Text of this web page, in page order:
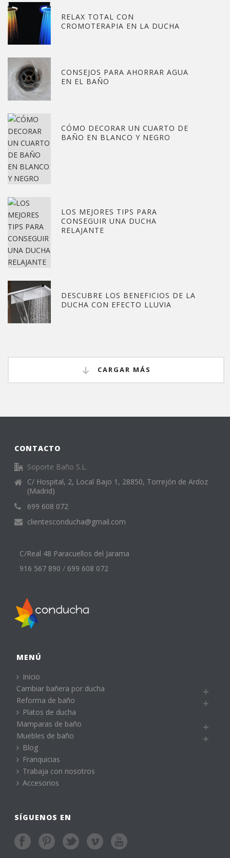
RELAX TOTAL CON
CROMOTERAPIA EN LA DUCHA
CONSEJOS PARA AHORRAR AGUA
EN EL BAÑO
CÓMO DECORAR UN CUARTO DE
BAÑO EN BLANCO Y NEGRO
LOS MEJORES TIPS PARA
CONSEGUIR UNA DUCHA
RELAJANTE
DESCUBRE LOS BENEFICIOS DE LA
DUCHA CON EFECTO LLUVIA
CARGAR MÁS
CONTACTO
Soporte Baño S.L.
C/ Hospital, 2, Local Bajo 1, 28850, Torrejón de Ardoz
(Madrid)
699 608 072
clientesconducha@gmail.com
C/Real 48 Paracuellos del Jarama
916 567 890 / 699 608 072
MENÚ
Inicio
Cambiar bañera por ducha
Reforma de baño
Platos de ducha
Mamparas de baño
Muebles de baño
Blog
Franquicias
Trabaja con nosotros
Accesorios
SÍGUENOS EN